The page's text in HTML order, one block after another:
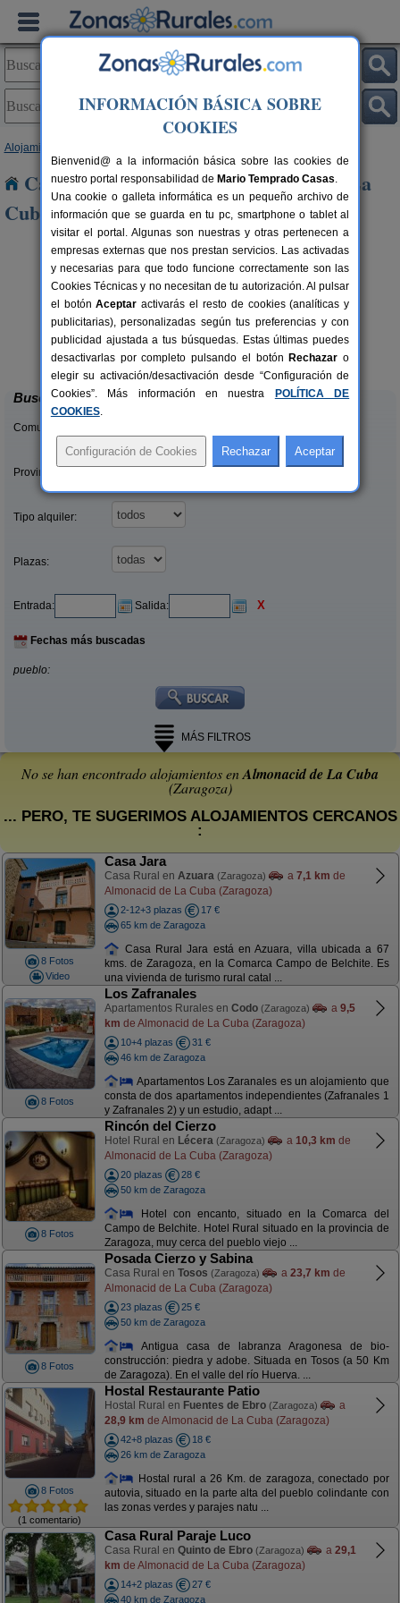
Alojamientos
Casas Rurales cerca de Almonacid de La
Cuba
6+4 pers.
desde35 €
Casa Rural Cuenta La Leyenda
Bulbuente (Zaragoza)
Buscar
Comunidades:
Provincias/Islas:
Tipo alquiler:
Plazas:
Entrada: Salida: X
Fechas más buscadas
pueblo:
MÁS FILTROS
No se han encontrado alojamientos enAlmonacid de La Cuba
(Zaragoza)
... PERO, TE SUGERIMOS ALOJAMIENTOS CERCANOS
:
8 Fotos
Video
Casa Jara
Casa Rural en Azuara (Zaragoza) a 7,1 km de
Almonacid de La Cuba (Zaragoza)
2-12+3 plazas
17 €
65 km de Zaragoza
Casa Rural Jara está en Azuara, villa ubicada a 67
kms. de Zaragoza, en la Comarca Campo de Belchite. Es
una vivienda de turismo rural catal ...
8 Fotos
Los Zafranales
Apartamentos Rurales en Codo (Zaragoza) a 9,5
km de Almonacid de La Cuba (Zaragoza)
10+4 plazas
31 €
46 km de Zaragoza
Apartamentos Los Zaranales es un alojamiento que
consta de dos apartamentos independientes (Zafranales 1
y Zafranales 2) y un estudio, adapt ...
8 Fotos
Rincón del Cierzo
Hotel Rural en Lécera (Zaragoza) a 10,3 km de
Almonacid de La Cuba (Zaragoza)
20 plazas
28 €
50 km de Zaragoza
Hotel con encanto, situado en la Comarca del
Campo de Belchite. Hotel Rural situado en la provincia de
Zaragoza, muy cerca del pueblo viejo ...
8 Fotos
Posada Cierzo y Sabina
Casa Rural en Tosos (Zaragoza) a 23,7 km de
Almonacid de La Cuba (Zaragoza)
23 plazas
25 €
50 km de Zaragoza
Antigua casa de labranza Aragonesa de bio-
construcción: piedra y adobe. Situada en Tosos (a 50 Km
de Zaragoza). En el valle del río Huerva. ...
8 Fotos
(1 comentario)
Hostal Restaurante Patio
Hostal Rural en Fuentes de Ebro (Zaragoza)
a
28,9 km de Almonacid de La Cuba (Zaragoza)
42+8 plazas
18 €
26 km de Zaragoza
Hostal rural a 26 Km. de zaragoza, conectado por
autovia, situado en la parte alta del pueblo colindante con
las zonas verdes y parajes natu ...
Casa Rural Paraje Luco
Casa Rural en Quinto de Ebro (Zaragoza) a 29,1
km de Almonacid de La Cuba (Zaragoza)
14+2 plazas
27 €
40 km de Zaragoza
INFORMACIÓN BÁSICA SOBRE
COOKIES
Bienvenid@ a la información básica sobre las cookies de
nuestro portal responsabilidad de Mario Temprado Casas.
Una cookie o galleta informática es un pequeño archivo de
información que se guarda en tu pc, smartphone o tablet al
visitar el portal. Algunas son nuestras y otras pertenecen a
empresas externas que nos prestan servicios. Las activadas
y necesarias para que todo funcione correctamente son las
Cookies Técnicas y no necesitan de tu autorización. Al pulsar
el botónAceptar activarás el resto de cookies (analíticas y
publicitarias), personalizadas según tus preferencias y con
publicidad ajustada a tus búsquedas. Estas últimas puedes
desactivarlas por completo pulsando el botón Rechazar o
elegir su activación/desactivación desde “Configuración de
Cookies”. Más información en nuestra
POLÍTICA DE
COOKIES.